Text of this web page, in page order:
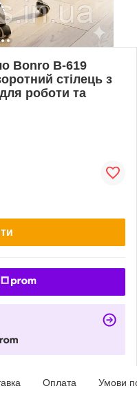
Bonro B-619
стілець з
роботи та
Оплата Умови